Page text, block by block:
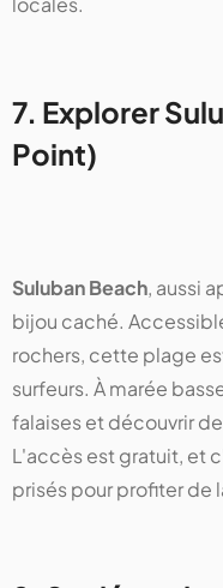
7. Explorer
Point)
Suluban Beach, aussi
bijou caché.
rochers, cette plage
surfeurs. À marée
falaises et découvrir
L'accès est gratuit, et
prisés pour profiter de